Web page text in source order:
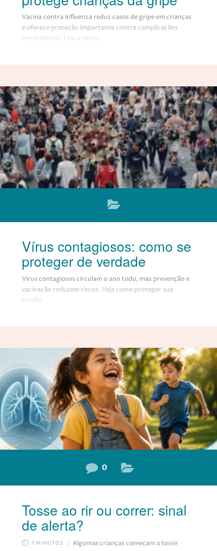
Vacina contra influenza reduz casos de gripe em crianças
e oferece proteção importante contra complicações
respiratórias. Leia o texto!
Vírus contagiosos: como se
proteger de verdade
Vírus contagiosos circulam o ano todo, mas prevenção e
vacinação reduzem riscos. Veja como proteger sua
família.
0
Tosse ao rir ou correr: sinal
de alerta?
5 MINUTOS
Algumas crianças começam a tossir